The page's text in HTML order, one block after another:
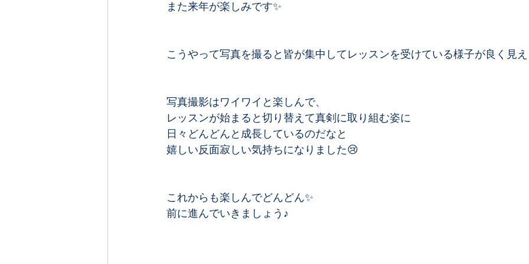
また来年が楽しみです✨﻿
こうやって写真を撮ると皆が集中してレッスンを受けている様子が良く見
写真撮影はワイワイと楽しんで、﻿
レッスンが始まると切り替えて真剣に取り組む姿に﻿
日々どんどんと成長しているのだなと﻿
嬉しい反面寂しい気持ちになりました😢﻿
これからも楽しんでどんどん✨
前に進んでいきましょう♪